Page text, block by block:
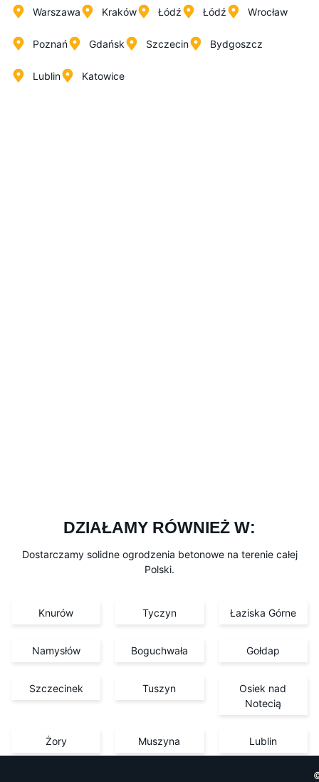
Warszawa Kraków Łódź Łódź Wrocław
Poznań Gdańsk Szczecin Bydgoszcz
Lublin Katowice
DZIAŁAMY RÓWNIEŻ W:
Dostarczamy solidne ogrodzenia betonowe na terenie całej
Polski.
Knurów Tyczyn Łaziska Górne
Namysłów Boguchwała Gołdap
Szczecinek Tuszyn
Osiek nad
Notecią
Żory Muszyna Lublin